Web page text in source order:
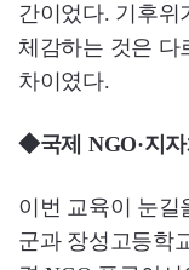
간이었다. 기후위
체감하는 것은 다
차이였다.
◆국제 NGO·지
이번 교육이 눈길
군과 장성고등학